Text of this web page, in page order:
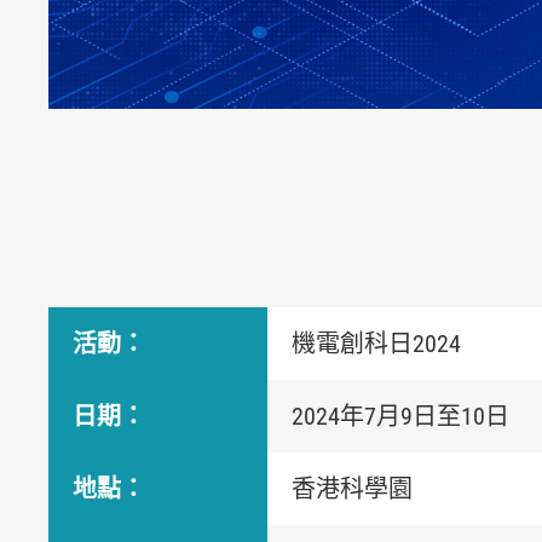
活動： 機電創科日2024
日期： 2024年7月9日至10日
地點： 香港科學園